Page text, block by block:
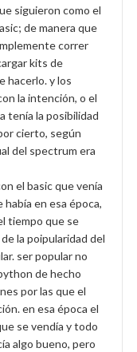
siguieron como el
de manera que
correr
kits de
hacerlo. y los
la intención, o el
tenía la posibilidad
cierto, según
del spectrum era
el basic que venía
en esa época,
tiempo que se
la poipularidad del
ser popular no
de hecho
por las que el
en esa época el
se vendía y todo
algo bueno, pero